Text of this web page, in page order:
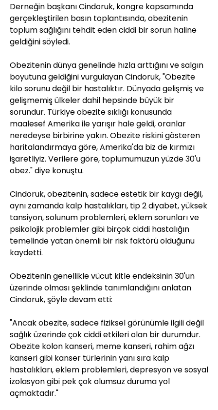
Derneğin başkanı Cindoruk, kongre kapsamında
gerçekleştirilen basın toplantısında, obezitenin
toplum sağlığını tehdit eden ciddi bir sorun haline
geldiğini söyledi.
Obezitenin dünya genelinde hızla arttığını ve salgın
boyutuna geldiğini vurgulayan Cindoruk, "Obezite
kilo sorunu değil bir hastalıktır. Dünyada gelişmiş ve
gelişmemiş ülkeler dahil hepsinde büyük bir
sorundur. Türkiye obezite sıklığı konusunda
maalesef Amerika ile yarışır hale geldi, oranlar
neredeyse birbirine yakın. Obezite riskini gösteren
haritalandırmaya göre, Amerika'da biz de kırmızı
işaretliyiz. Verilere göre, toplumumuzun yüzde 30'u
obez." diye konuştu.
Cindoruk, obezitenin, sadece estetik bir kaygı değil,
aynı zamanda kalp hastalıkları, tip 2 diyabet, yüksek
tansiyon, solunum problemleri, eklem sorunları ve
psikolojik problemler gibi birçok ciddi hastalığın
temelinde yatan önemli bir risk faktörü olduğunu
kaydetti.
Obezitenin genellikle vücut kitle endeksinin 30'un
üzerinde olması şeklinde tanımlandığını anlatan
Cindoruk, şöyle devam etti:
"Ancak obezite, sadece fiziksel görünümle ilgili değil
sağlık üzerinde çok ciddi etkileri olan bir durumdur.
Obezite kolon kanseri, meme kanseri, rahim ağzı
kanseri gibi kanser türlerinin yanı sıra kalp
hastalıkları, eklem problemleri, depresyon ve sosyal
izolasyon gibi pek çok olumsuz duruma yol
açmaktadır."